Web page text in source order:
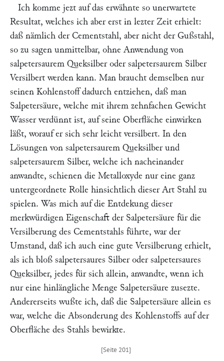
Ich komme jezt auf das erwähnte so unerwartete
Resultat, welches ich aber erst in lezter Zeit erhielt:
daß nämlich der Cementstahl, aber nicht der Gußstahl,
so zu sagen unmittelbar, ohne Anwendung von
salpetersaurem Queksilber oder salpetersaurem Silber
Versilbert werden kann. Man braucht demselben nur
seinen Kohlenstoff dadurch entziehen, daß man
Salpetersäure, welche mit ihrem zehnfachen Gewicht
Wasser verdünnt ist, auf seine Oberfläche einwirken
läßt, worauf er sich sehr leicht versilbert. In den
Lösungen von salpetersaurem Queksilber und
salpetersaurem Silber, welche ich nacheinander
anwandte, schienen die Metalloxyde nur eine ganz
untergeordnete Rolle hinsichtlich dieser Art Stahl zu
spielen. Was mich auf die Entdekung dieser
merkwürdigen Eigenschaft der Salpetersäure für die
Versilberung des Cementstahls führte, war der
Umstand, daß ich auch eine gute Versilberung erhielt,
als ich bloß salpetersaures Silber oder salpetersaures
Queksilber, jedes für sich allein, anwandte, wenn ich
nur eine hinlängliche Menge Salpetersäure zusezte.
Andererseits wußte ich, daß die Salpetersäure allein es
war, welche die Absonderung des Kohlenstoffs auf der
Oberfläche des Stahls bewirkte.